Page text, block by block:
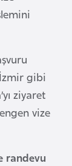
gibi
ziyaret
vize
randevu